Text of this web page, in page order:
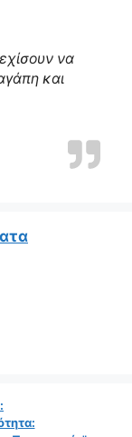
να
και
δασκάλα μας